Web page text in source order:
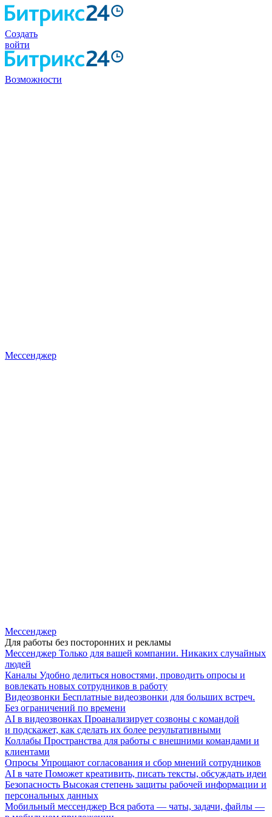
Создать
войти
Возможности
Мессенджер
Мессенджер
Для работы без посторонних и рекламы
Мессенджер Только для вашей компании. Никаких случайных
людей
Каналы Удобно делиться новостями, проводить опросы и
вовлекать новых сотрудников в работу
Видеозвонки Бесплатные видеозвонки для больших встреч.
Без ограничений по времени
AI в видеозвонках Проанализирует созвоны с командой
и подскажет, как сделать их более результативными
Коллабы Пространства для работы с внешними командами и
клиентами
Опросы Упрощают согласования и сбор мнений сотрудников
AI в чате Поможет креативить, писать тексты, обсуждать идеи
Безопасность Высокая степень защиты рабочей информации и
персональных данных
Мобильный мессенджер Вся работа — чаты, задачи, файлы —